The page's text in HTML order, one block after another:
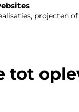
projecten
tot